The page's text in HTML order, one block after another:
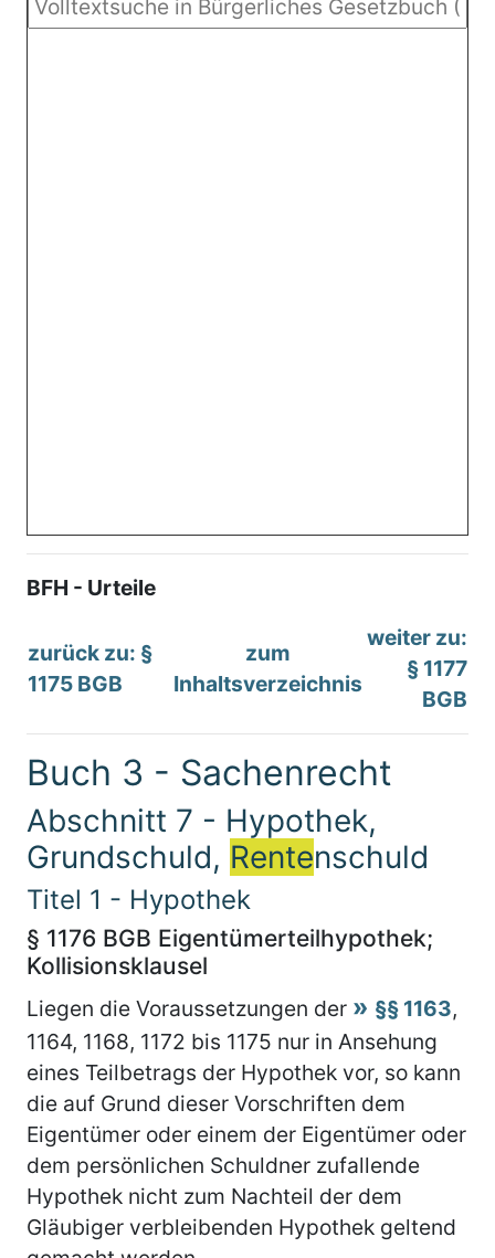
BFH - Urteile
zurück zu: §
1175 BGB
zum
Inhaltsverzeichnis
weiter zu:
§ 1177
BGB
Buch 3 - Sachenrecht
Abschnitt 7 - Hypothek,
Grundschuld, Rentenschuld
Titel 1 - Hypothek
§ 1176 BGB Eigentümerteilhypothek;
Kollisionsklausel
Liegen die Voraussetzungen der §§ 1163,
1164, 1168, 1172 bis 1175 nur in Ansehung
eines Teilbetrags der Hypothek vor, so kann
die auf Grund dieser Vorschriften dem
Eigentümer oder einem der Eigentümer oder
dem persönlichen Schuldner zufallende
Hypothek nicht zum Nachteil der dem
Gläubiger verbleibenden Hypothek geltend